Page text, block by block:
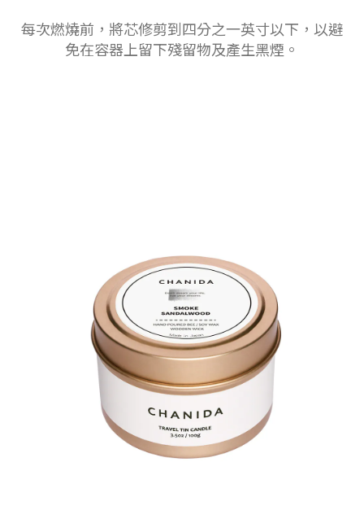
每次燃燒前，將芯修剪到四分之一英寸以下，以避
免在容器上留下殘留物及產生黑煙。